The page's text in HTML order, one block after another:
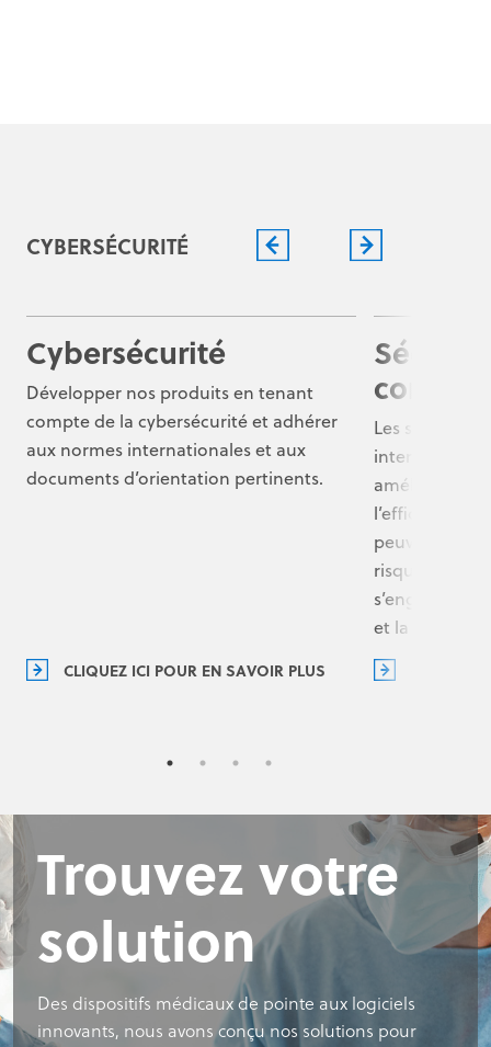
CYBERSÉCURITÉ
Cybersécurité
Développer nos produits en tenant
compte de la cybersécurité et adhérer
aux normes internationales et aux
documents d’orientation pertinents.
CLIQUEZ ICI POUR EN SAVOIR PLUS
Les solutions
améliorer les
l’efficacité
peuvent
risques de
s’engage à
et la sécurité
Trouvez votre
solution
Des dispositifs médicaux de pointe aux logiciels
innovants, nous avons conçu nos solutions pour